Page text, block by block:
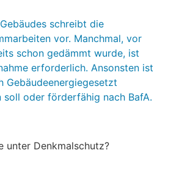
schreibt die
vor. Manchmal, vor
schon gedämmt wurde, ist
erforderlich. Ansonsten ist
Gebäudeenergiegesetzt
soll oder förderfähig nach BafA.
unter Denkmalschutz?